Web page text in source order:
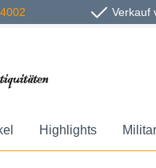
Verkauf
Highlights